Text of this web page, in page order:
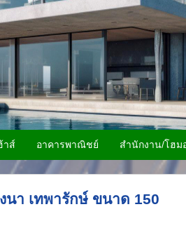
าส์ อาคารพาณิชย์ สำนักงาน/โฮ
นา เทพารักษ์ ขนาด 150